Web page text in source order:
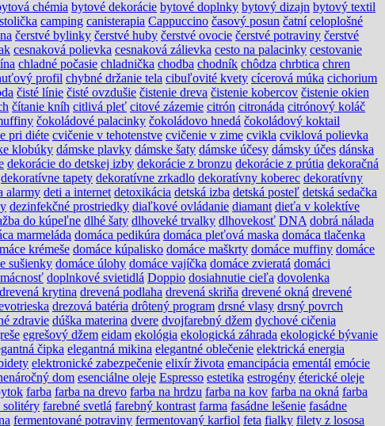
chémia bytové dekorácie bytové doplnky bytový dizajn bytový textil
camping canisterapia Cappuccino časový posun čatní celoplošné
čerstvé bylinky čerstvé huby čerstvé ovocie čerstvé potraviny čerstvé
cesnaková polievka cesnaková zálievka cesto na palacinky cestovanie
chladné počasie chladnička chodba chodník chôdza chrbtica chren
profil chybné držanie tela cibuľovité kvety cícerová múka cichorium
čisté línie čisté ovzdušie čistenie dreva čistenie kobercov čistenie okien
čítanie kníh citlivá pleť citové zázemie citrón citronáda citrónový koláč
čokoládové palacinky čokoládovo hnedá čokoládový koktail
pri diéte cvičenie v tehotenstve cvičenie v zime cvikla cviklová polievka
klobúky dámske plavky dámske šaty dámske účesy dámsky účes dánska
dekorácie do detskej izby dekorácie z bronzu dekorácie z prútia dekoračná
dekoratívne tapety dekoratívne zrkadlo dekoratívny koberec dekoratívny
alarmy deti a internet detoxikácia detská izba detská posteľ detská sedačka
dezinfekčné prostriedky diaľkové ovládanie diamant dieťa v kolektíve
do kúpeľne dlhé šaty dlhoveké trvalky dlhovekosť DNA dobrá nálada
marmeláda domáca pedikúra domáca pleťová maska domáca tlačenka
krémeše domáce kúpalisko domáce maškrty domáce muffiny domáce
sušienky domáce úlohy domáce vajíčka domáce zvieratá domáci
doplnkové svietidlá Doppio dosiahnutie cieľa dovolenka
drevená krytina drevená podlaha drevená skriňa drevené okná drevené
drezová batéria drôtený program drsné vlasy drsný povrch
zdravie dúška materina dvere dvojfarebný džem dychové cičenia
egrešový džem eidam ekológia ekologická záhrada ekologické bývanie
čipka elegantná mikina elegantné oblečenie elektrická energia
elektronické zabezpečenie elixír života emancipácia ementál emócie
dom esenciálne oleje Espresso estetika estrogény éterické oleje
farba farba na drevo farba na hrdzu farba na kov farba na okná farba
solitéry farebné svetlá farebný kontrast farma fasádne lešenie fasádne
fermentované potraviny fermentovaný karfiol feta fialky filety z lososa